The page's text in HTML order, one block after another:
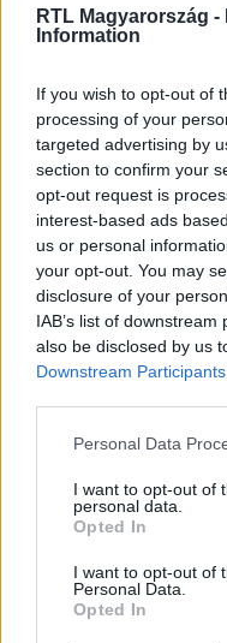
RTL Magyarország -
Information
If you wish to opt-out of
processing of your
targeted advertising by
section to confirm your
opt-out request is
interest-based ads
us or personal
your opt-out. You may
disclosure of your
IAB’s list of
also be disclosed by us
Downstream Participants
Please note that this
not limited to your visit
grant or deny consent
use your data for below
consent section.
Personal Data
I want to opt-out of
personal data.
Opted In
I want to opt-out of
Personal Data.
Opted In
Itt állítsd be,
legyen a Google-
Kövess minket,
Facebookon is!
SZTÁRBOX